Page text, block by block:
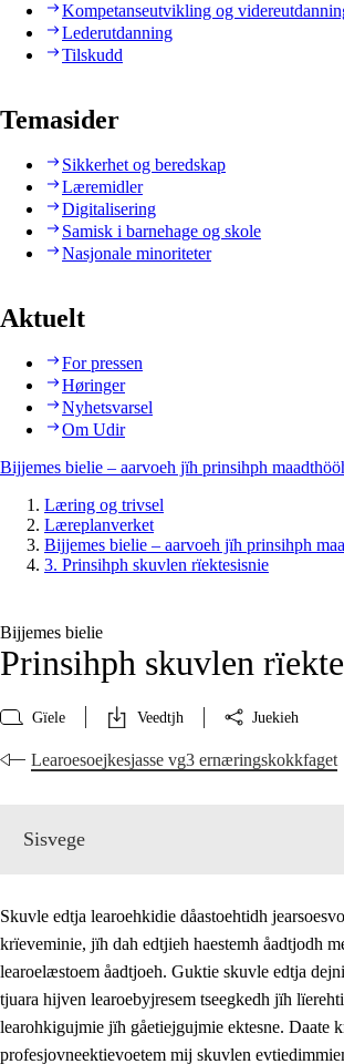
Kompetanseutvikling og
Lederutdanning
Tilskudd
Temasider
Sikkerhet og beredskap
Læremidler
Digitalisering
Samisk i barnehage og skole
Nasjonale minoriteter
Aktuelt
For pressen
Høringer
Nyhetsvarsel
Om Udir
Bijjemes bielie – aarvoeh jïh prinsihph
Læring og trivsel
Læreplanverket
Bijjemes bielie – aarvoeh jïh prinsihph
3. Prinsihph skuvlen rïektesisnie
Bijjemes bielie
Prinsihph skuvlen
Gïele Veedtjh Juekieh
Learoesoejkesjasse vg3 ernæringskokkfaget
Sisvege
Skuvle edtja learoehkidie dåastoehtidh
krïeveminie, jïh dah edtjieh haestemh åadtjodh
learoelæstoem åadtjoeh. Guktie skuvle edtja
tjuara hijven learoebyjresem tseegkedh jïh
learohkigujmie jïh gåetiejgujmie ektesne. Daate
profesjovneektievoetem mij skuvlen